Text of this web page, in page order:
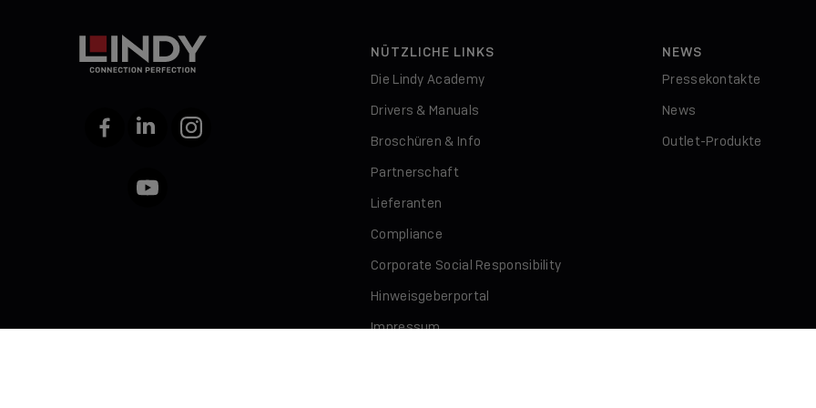
FacebookLinkedInInstagram
YouTube
NÜTZLICHE LINKS
Die Lindy Academy
Drivers & Manuals
Broschüren & Info
Partnerschaft
Lieferanten
Compliance
Corporate Social Responsibility
Hinweisgeberportal
Impressum
NEWS
Pressekontakte
News
Outlet-Produkte